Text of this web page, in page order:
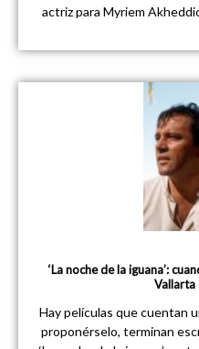
actriz para Myriem
‘La noche de la iguana’:
Vallarta
Hay películas que cuentan
proponérselo, terminan